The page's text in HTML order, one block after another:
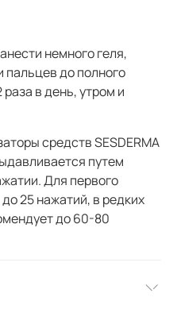
немного геля,
пальцев до полного
в день, утром и
средств SESDERMA
путем
Для первого
25 нажатий, в редких
до 60-80